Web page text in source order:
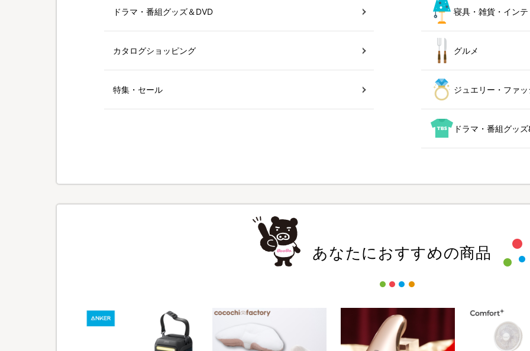
ドラマ・番組グッズ＆DVD
カタログショッピング
特集・セール
寝具・雑貨・イン
グルメ
ジュエリー・ファ
ドラマ・番組グッ
あなたにおすすめの商品